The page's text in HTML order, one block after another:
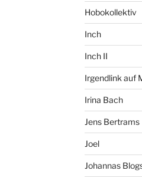
Hobokollektiv
Inch
Inch II
Irgendlink auf
Irina Bach
Jens Bertrams
Joel
Johannas